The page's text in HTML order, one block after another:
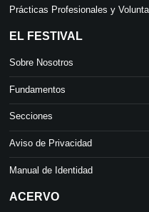
Prácticas Profesionales y
EL FESTIVAL
Sobre Nosotros
Fundamentos
Secciones
Aviso de Privacidad
Manual de Identidad
ACERVO